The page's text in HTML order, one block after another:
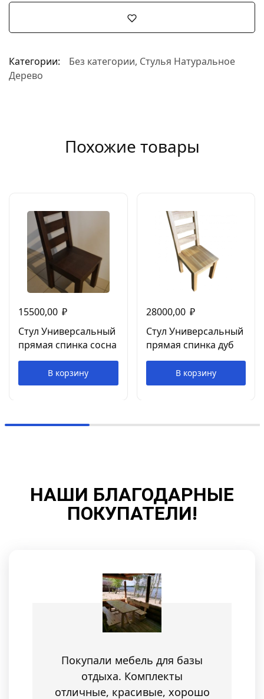
Категории: Без категории, Стулья Натуральное
Дерево
Похожие товары
15500,00 ₽
Стул Универсальный
прямая спинка сосна
В корзину
28000,00 ₽
Стул Универсальный
прямая спинка дуб
В корзину
НАШИ БЛАГОДАРНЫЕ
ПОКУПАТЕЛИ!
Покупали мебель для базы
отдыха. Комплекты
отличные, красивые, хорошо